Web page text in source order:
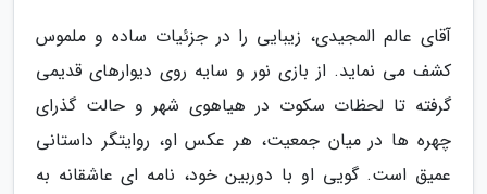
آقای عالم المجیدی، زیبایی را در جزئیات ساده و ملموس
کشف می نماید. از بازی نور و سایه روی دیوارهای قدیمی
گرفته تا لحظات سکوت در هیاهوی شهر و حالت گذرای
چهره ها در میان جمعیت، هر عکس او، روایتگر داستانی
عمیق است. گویی او با دوربین خود، نامه ای عاشقانه به